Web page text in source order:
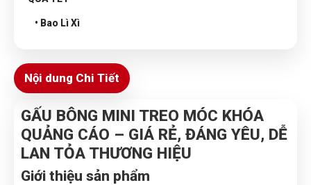
• Bao Lì Xì
Nội dung Chi Tiết
GẤU BÔNG MINI TREO MÓC KHÓA
QUẢNG CÁO – GIÁ RẺ, ĐÁNG YÊU, DỄ
LAN TỎA THƯƠNG HIỆU
Giới thiệu sản phẩm